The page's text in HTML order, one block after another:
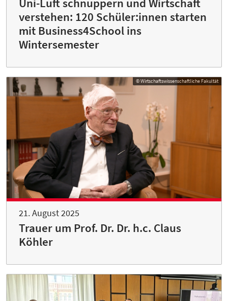
verstehen: 120 Schüler:innen starten
mit Business4School ins
Wintersemester
© Wirtschaftswissenschaftliche Fakultät
21. August 2025
Trauer um Prof. Dr. Dr. h.c. Claus
Köhler